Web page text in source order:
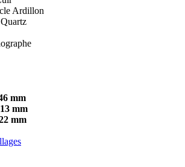
Ardillon
Quartz
mm
13 mm
mm